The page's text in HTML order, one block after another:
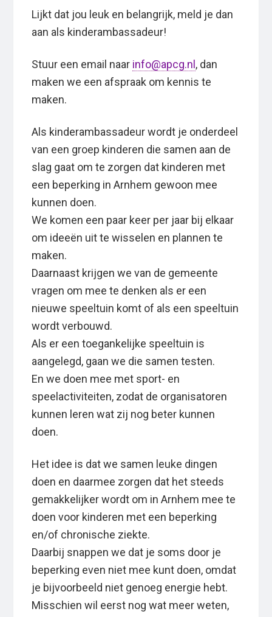
Lijkt dat jou leuk en belangrijk, meld je dan
aan als kinderambassadeur!
Stuur een email naar info@apcg.nl , dan
maken we een afspraak om kennis te
maken.
Als kinderambassadeur wordt je onderdeel
van een groep kinderen die samen aan de
slag gaat om te zorgen dat kinderen met
een beperking in Arnhem gewoon mee
kunnen doen.
We komen een paar keer per jaar bij elkaar
om ideeën uit te wisselen en plannen te
maken.
Daarnaast krijgen we van de gemeente
vragen om mee te denken als er een
nieuwe speeltuin komt of als een speeltuin
wordt verbouwd.
Als er een toegankelijke speeltuin is
aangelegd, gaan we die samen testen.
En we doen mee met sport- en
speelactiviteiten, zodat de organisatoren
kunnen leren wat zij nog beter kunnen
doen.
Het idee is dat we samen leuke dingen
doen en daarmee zorgen dat het steeds
gemakkelijker wordt om in Arnhem mee te
doen voor kinderen met een beperking
en/of chronische ziekte.
Daarbij snappen we dat je soms door je
beperking even niet mee kunt doen, omdat
je bijvoorbeeld niet genoeg energie hebt.
Misschien wil eerst nog wat meer weten,